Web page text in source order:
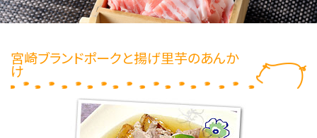
宮崎ブランドポークと揚げ里芋のあんか
け